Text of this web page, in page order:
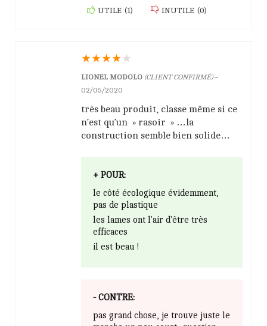
UTILE (1) INUTILE (0)
★★★★★
LIONEL MODOLO (CLIENT CONFIRMÉ) –
02/05/2020
très beau produit, classe même si ce
n’est qu’un » rasoir » …la
construction semble bien solide…
+ POUR:
le côté écologique évidemment,
pas de plastique
les lames ont l'air d'être très
efficaces
il est beau !
- CONTRE:
pas grand chose, je trouve juste le